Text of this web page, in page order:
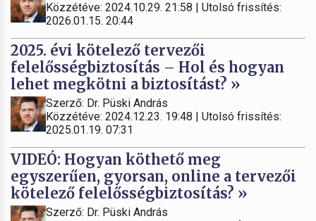
Közzétéve: 2024.10.29. 21:58 | Utolsó frissítés:
2026.01.15. 20:44
2025. évi kötelező tervezői
felelősségbiztosítás – Hol és hogyan
lehet megkötni a biztosítást? »
Szerző: Dr. Püski András
Közzétéve: 2024.12.23. 19:48 | Utolsó frissítés:
2025.01.19. 07:31
VIDEÓ: Hogyan köthető meg
egyszerűen, gyorsan, online a tervezői
kötelező felelősségbiztosítás? »
Szerző: Dr. Püski András